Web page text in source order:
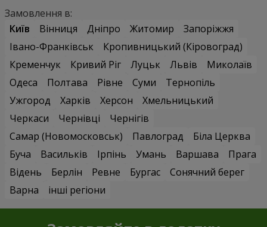
Замовлення в:
Київ
Вінниця Дніпро Житомир
Запоріжжя
Івано-Франківськ
Кропивницький (Кіровоград)
Кременчук
Кривий Ріг Луцьк Львів
Миколаїв
Одеса
Полтава Рівне Суми
Тернопіль
Ужгород
Харків Херсон
Хмельницький
Черкаси
Чернівці
Чернігів
Самар (Новомосковськ)
Павлоград
Біла Церква
Буча
Васильків Ірпінь Умань Варшава
Прага
Відень
Берлін Ревне Бургас
Сонячний берег
Варна
інші регіони